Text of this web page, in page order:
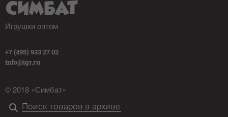
Игрушки оптом
+7 (495) 933 27 02
info@igr.ru
© 2018 «Симбат»